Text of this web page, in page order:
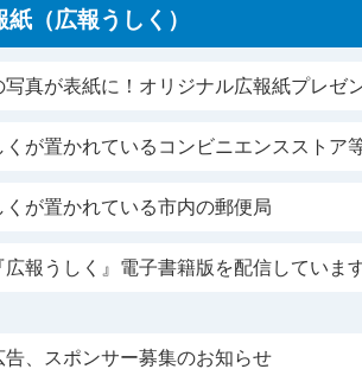
（広報うしく）
写真が表紙に！オリジナル広報紙プレゼ
くが置かれているコンビニエンスストア
くが置かれている市内の郵便局
広報うしく』電子書籍版を配信していま
告、スポンサー募集のお知らせ